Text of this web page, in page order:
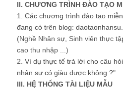
II. CHƯƠNG TRÌNH ĐÀO TẠO
1. Các chương trình đào tạo
đang có trên blog:
(Nghề Nhân sự, Sinh viên thực
cao thu nhập ...)
2. Ví dụ thực tế trả lời cho câu
nhân sự có giàu được không ?"
III. HỆ THỐNG TÀI LIỆU MẪU